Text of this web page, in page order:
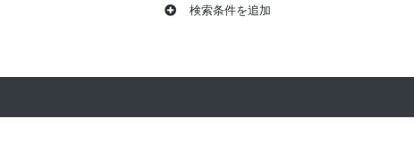
検索条件を追加